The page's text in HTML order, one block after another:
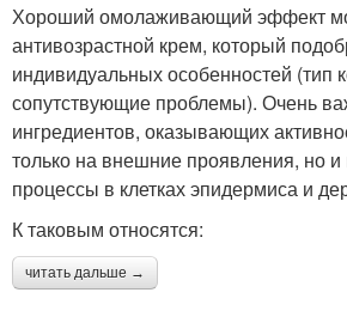
Хороший омолаживающий эффект
антивозрастной крем, который
индивидуальных особенностей (тип
сопутствующие проблемы). Очень
ингредиентов, оказывающих
только на внешние проявления, но и
процессы в клетках эпидермиса и
К таковым относятся:
читать дальше →